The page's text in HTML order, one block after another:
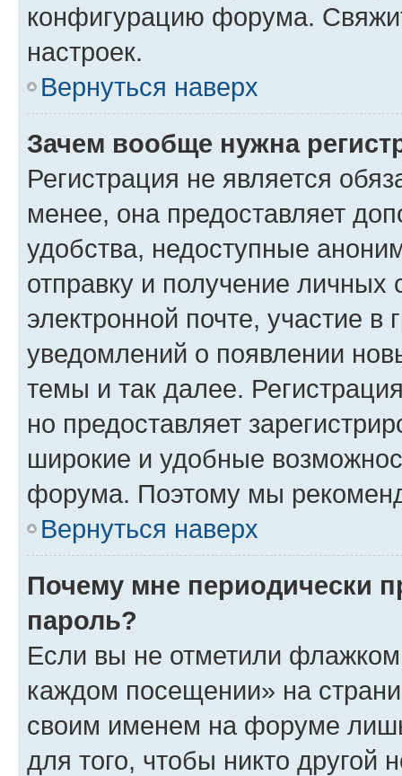
конфигурацию форума.
настроек.
Вернуться наверх
Зачем вообще нужна
Регистрация не является
менее, она предоставляет
удобства, недоступные
отправку и получение
электронной почте, участие в
уведомлений о появлении
темы и так далее.
но предоставляет
широкие и удобные
форума. Поэтому мы
Вернуться наверх
Почему мне периодически
пароль?
Если вы не отметили флажком
каждом посещении» на
своим именем на форуме
для того, чтобы никто другой